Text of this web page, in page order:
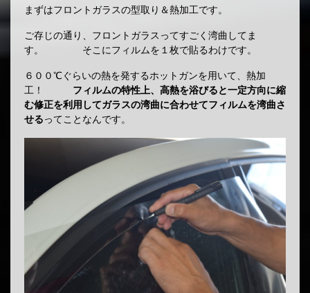
まずはフロントガラスの型取り＆熱加工です。
ご存じの通り、フロントガラスってすごく湾曲してま
す。 そこにフィルムを１枚で貼るわけです。
６００℃ぐらいの熱を発するホットガンを用いて、熱加
工！ フィルムの特性上、高熱を浴びると一定方向に縮
む修正を利用してガラスの湾曲に合わせてフィルムを湾曲さ
せるってことなんです。